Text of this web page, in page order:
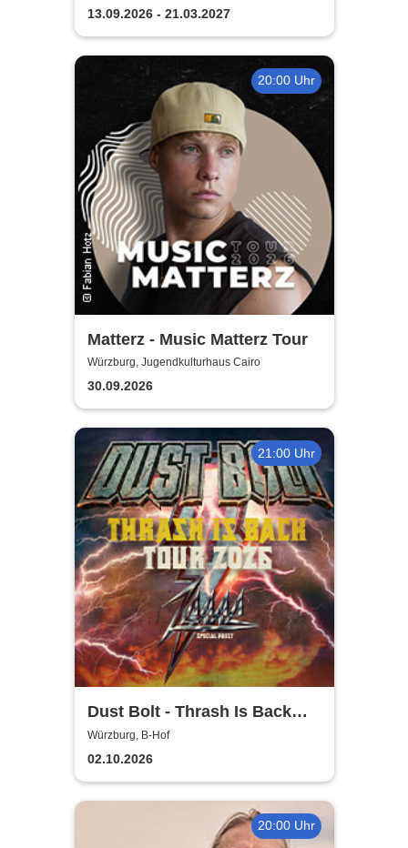
13.09.2026 - 21.03.2027
20:00 Uhr
Matterz - Music Matterz Tour
Würzburg, Jugendkulturhaus Cairo
30.09.2026
21:00 Uhr
Dust Bolt - Thrash Is Back
Tour 2026
Würzburg, B-Hof
02.10.2026
20:00 Uhr